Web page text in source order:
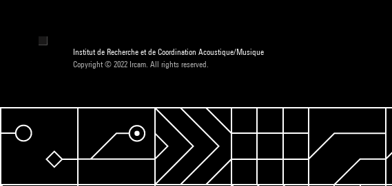
Institut de Recherche et de Coordination Acoustique/Musique
Copyright © 2022 Ircam. All rights reserved.